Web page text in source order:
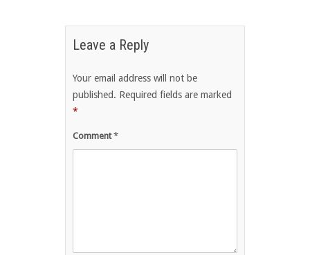
Leave a Reply
Your email address will not be
published. Required fields are marked
*
Comment*